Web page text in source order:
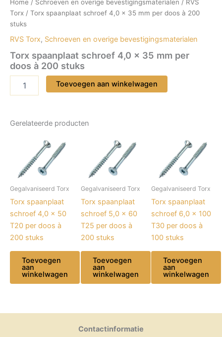
Home / Schroeven en overige bevestigingsmaterialen / RVS
Torx / Torx spaanplaat schroef 4,0 x 35 mm per doos à 200
stuks
RVS Torx, Schroeven en overige bevestigingsmaterialen
Torx spaanplaat schroef 4,0 x 35 mm per
doos à 200 stuks
spaanplaat
x
200
stuks
aantal
Toevoegen aan winkelwagen
Gerelateerde producten
Gegalvaniseerd Torx
Torx spaanplaat
schroef 4,0 x 50
T20 per doos à
200 stuks
Toevoegen
aan
winkelwagen
Gegalvaniseerd Torx
Torx spaanplaat
schroef 5,0 x 60
T25 per doos à
200 stuks
Toevoegen
aan
winkelwagen
Gegalvaniseerd Torx
Torx spaanplaat
schroef 6,0 x 100
T30 per doos à
100 stuks
Toevoegen
aan
winkelwagen
Contactinformatie